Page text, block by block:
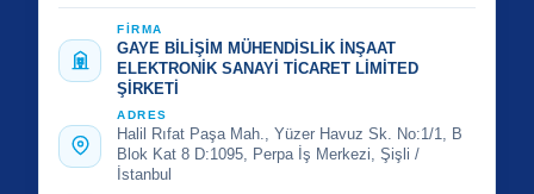
FİRMA
GAYE BİLİŞİM MÜHENDİSLİK İNŞAAT
ELEKTRONİK SANAYİ TİCARET LİMİTED
ŞİRKETİ
ADRES
Halil Rıfat Paşa Mah., Yüzer Havuz Sk. No:1/1, B
Blok Kat 8 D:1095, Perpa İş Merkezi, Şişli /
İstanbul